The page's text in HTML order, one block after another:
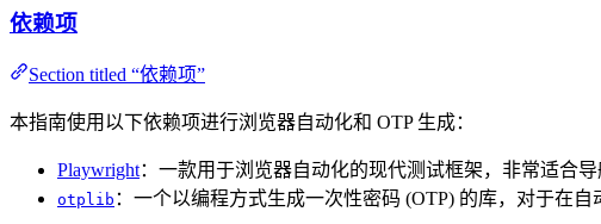
依赖项
Section titled “依赖项”
本指南使用以下依赖项进行浏览器自动化和 OTP 生成：
Playwright：一款用于浏览器自动化的现代测试框架，非常适合导
otplib ：一个以编程方式生成一次性密码 (OTP) 的库，对于在自